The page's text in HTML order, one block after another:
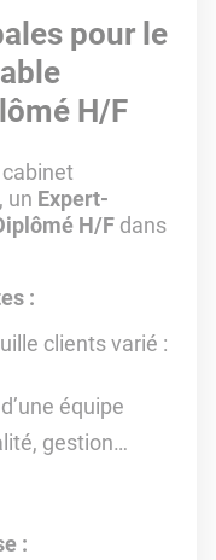
pour le
H/F
, un Expert-
H/F dans
:
clients varié :
équipe
gestion…
: